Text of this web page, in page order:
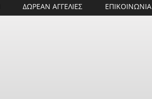
ΔΩΡΕΑΝ ΑΓΓΕΛΙΕΣ ΕΠΙΚΟΙΝΩΝΙΑ